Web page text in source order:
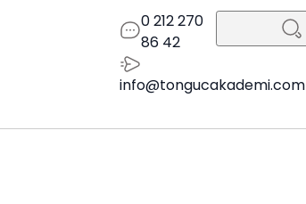
0 212 270
86 42
info@tongucakademi.com